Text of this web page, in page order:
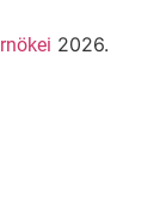
2026.